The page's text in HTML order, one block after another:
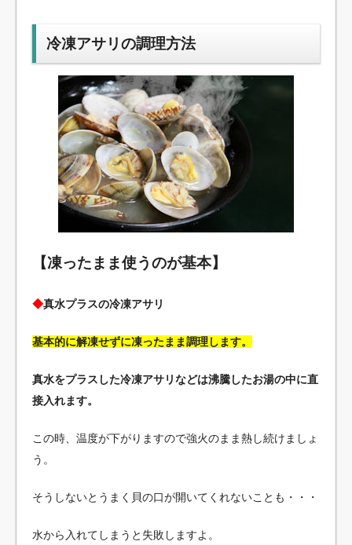
冷凍アサリの調理方法
【凍ったまま使うのが基本】
◆真水プラスの冷凍アサリ
基本的に解凍せずに凍ったまま調理します。
真水をプラスした冷凍アサリなどは沸騰したお湯の中に直
接入れます。
この時、温度が下がりますので強火のまま熱し続けましょ
う。
そうしないとうまく貝の口が開いてくれないことも・・・
水から入れてしまうと失敗しますよ。